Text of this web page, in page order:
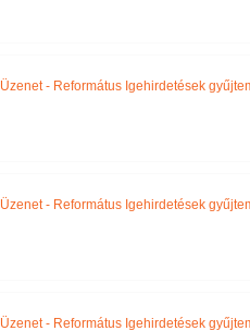
Üzenet - Református Igehirdetések
Üzenet - Református Igehirdetések
Üzenet - Református Igehirdetések